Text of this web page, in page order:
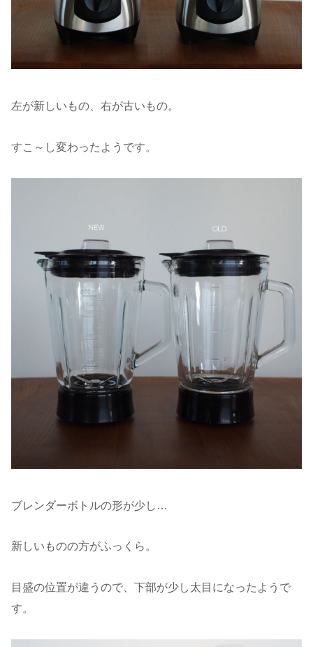
左が新しいもの、右が古いもの。
すこ～し変わったようです。
ブレンダーボトルの形が少し…
新しいものの方がふっくら。
目盛の位置が違うので、下部が少し太目になったようで
す。